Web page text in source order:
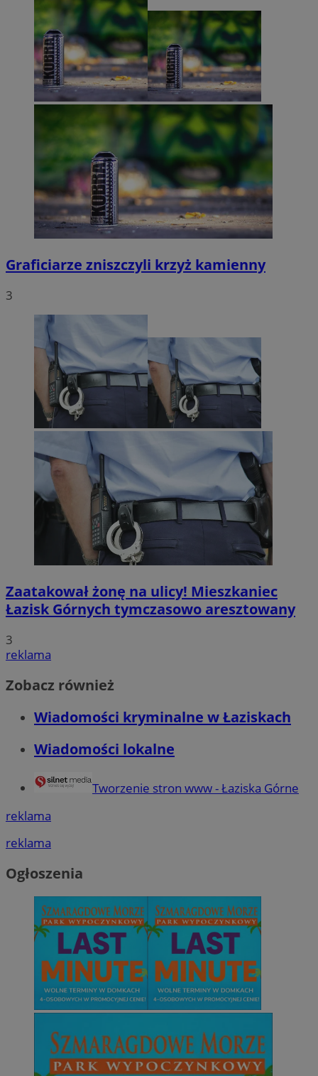
Graficiarze zniszczyli krzyż kamienny
3
Zaatakował żonę na ulicy! Mieszkaniec
Łazisk Górnych tymczasowo aresztowany
3
reklama
Zobacz również
Wiadomości kryminalne w Łaziskach
Wiadomości lokalne
Tworzenie stron www - Łaziska Górne
reklama
reklama
Ogłoszenia